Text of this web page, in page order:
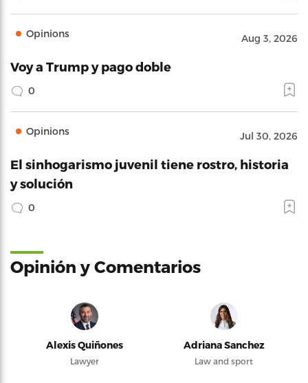
Opinions Aug 3, 2026
Voy a Trump y pago doble
0
Opinions Jul 30, 2026
El sinhogarismo juvenil tiene rostro, historia
y solución
0
Opinión y Comentarios
Alexis Quiñones
Lawyer
Adriana Sanchez
Law and sport